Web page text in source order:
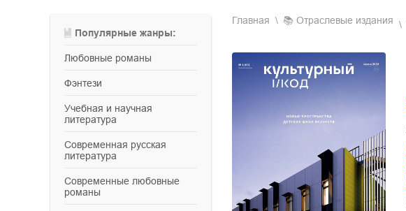
Популярные жанры:
любовные романы
фэнтези
учебная и научная
литература
современная русская
литература
современные любовные
романы
Главная 📚 отраслевые издания